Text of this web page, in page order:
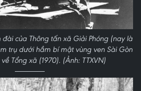
của Thông tấn xã Giải Phóng (nay là
trụ dưới hầm bí mật vùng ven Sài Gòn
Tổng xã (1970). (Ảnh: TTXVN)